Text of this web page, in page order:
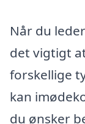
Når du
det vigtigt
forskellige
kan
du ønsker